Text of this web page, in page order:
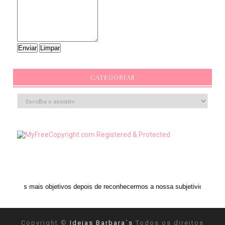
CATEGORIAS
depois de reconhecermos a nossa subjetividade." ANAIS NIN
Copyright © Ideias Barbara´s Todos os direitos